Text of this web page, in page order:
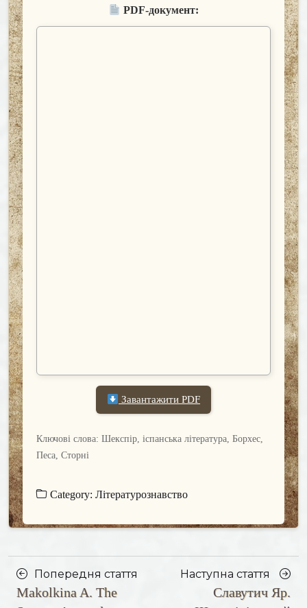
PDF-документ:
Завантажити PDF
Ключові слова: Шекспір, іспанська література, Борхес,
Песа, Сторні
Category: Літературознавство
Posts
navigation
Попередня стаття
Попередня
Makolkina A. The
Наступна стаття
стаття
Славутич Яр.